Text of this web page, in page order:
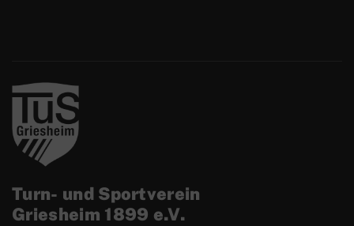
Turn- und Sportverein
Griesheim 1899 e.V.